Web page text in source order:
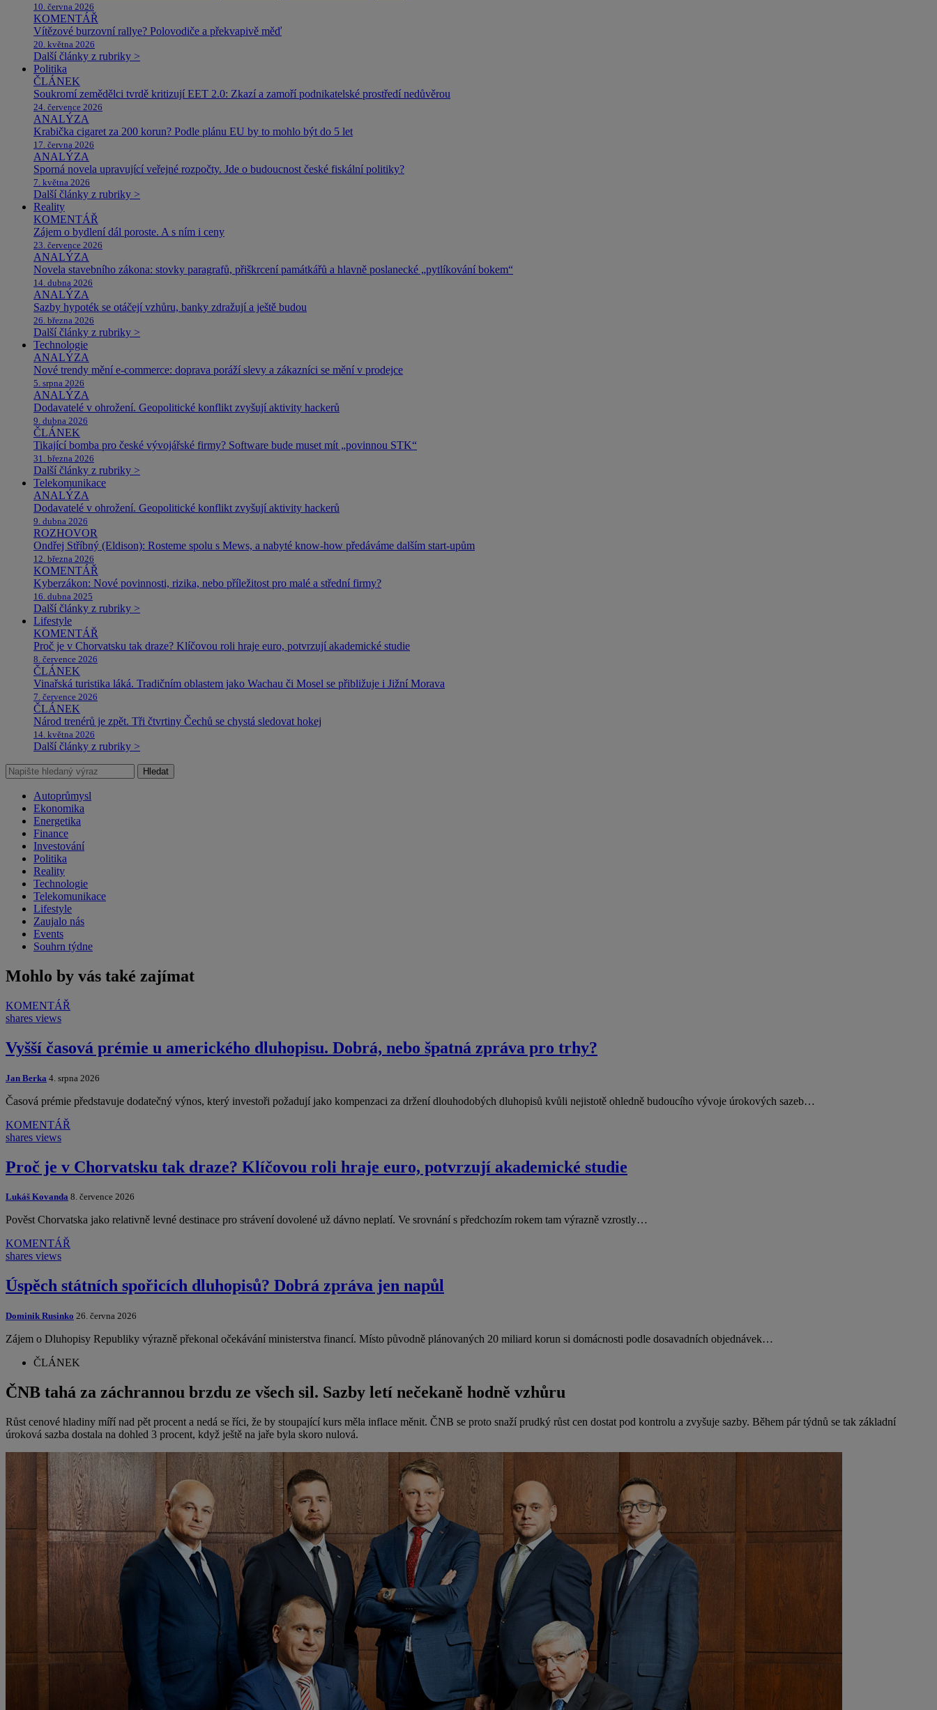
10. června 2026
KOMENTÁŘ
Vítězové burzovní rallye? Polovodiče a překvapivě měď
20. května 2026
Další články z rubriky >
Politika
ČLÁNEK
Soukromí zemědělci tvrdě kritizují EET 2.0: Zkazí a zamoří podnikatelské prostředí nedůvěrou
24. července 2026
ANALÝZA
Krabička cigaret za 200 korun? Podle plánu EU by to mohlo být do 5 let
17. června 2026
ANALÝZA
Sporná novela upravující veřejné rozpočty. Jde o budoucnost české fiskální politiky?
7. května 2026
Další články z rubriky >
Reality
KOMENTÁŘ
Zájem o bydlení dál poroste. A s ním i ceny
23. července 2026
ANALÝZA
Novela stavebního zákona: stovky paragrafů, přiškrcení památkářů a hlavně poslanecké „pytlíkování bokem“
14. dubna 2026
ANALÝZA
Sazby hypoték se otáčejí vzhůru, banky zdražují a ještě budou
26. března 2026
Další články z rubriky >
Technologie
ANALÝZA
Nové trendy mění e-commerce: doprava poráží slevy a zákazníci se mění v prodejce
5. srpna 2026
ANALÝZA
Dodavatelé v ohrožení. Geopolitické konflikt zvyšují aktivity hackerů
9. dubna 2026
ČLÁNEK
Tikající bomba pro české vývojářské firmy? Software bude muset mít „povinnou STK“
31. března 2026
Další články z rubriky >
Telekomunikace
ANALÝZA
Dodavatelé v ohrožení. Geopolitické konflikt zvyšují aktivity hackerů
9. dubna 2026
ROZHOVOR
Ondřej Stříbný (Eldison): Rosteme spolu s Mews, a nabyté know-how předáváme dalším start-upům
12. března 2026
KOMENTÁŘ
Kyberzákon: Nové povinnosti, rizika, nebo příležitost pro malé a střední firmy?
16. dubna 2025
Další články z rubriky >
Lifestyle
KOMENTÁŘ
Proč je v Chorvatsku tak draze? Klíčovou roli hraje euro, potvrzují akademické studie
8. července 2026
ČLÁNEK
Vinařská turistika láká. Tradičním oblastem jako Wachau či Mosel se přibližuje i Jižní Morava
7. července 2026
ČLÁNEK
Národ trenérů je zpět. Tři čtvrtiny Čechů se chystá sledovat hokej
14. května 2026
Další články z rubriky >
Hledat
Autoprůmysl
Ekonomika
Energetika
Finance
Investování
Politika
Reality
Technologie
Telekomunikace
Lifestyle
Zaujalo nás
Events
Souhrn týdne
Mohlo by vás také zajímat
KOMENTÁŘ
shares views
Vyšší časová prémie u amerického dluhopisu. Dobrá, nebo špatná zpráva pro trhy?
Jan Berka 4. srpna 2026
Časová prémie představuje dodatečný výnos, který investoři požadují jako kompenzaci za držení dlouhodobých dluhopisů kvůli nejistotě ohledně budoucího vývoje úrokových sazeb…
KOMENTÁŘ
shares views
Proč je v Chorvatsku tak draze? Klíčovou roli hraje euro, potvrzují akademické studie
Lukáš Kovanda 8. července 2026
Pověst Chorvatska jako relativně levné destinace pro strávení dovolené už dávno neplatí. Ve srovnání s předchozím rokem tam výrazně vzrostly…
KOMENTÁŘ
shares views
Úspěch státních spořicích dluhopisů? Dobrá zpráva jen napůl
Dominik Rusinko 26. června 2026
Zájem o Dluhopisy Republiky výrazně překonal očekávání ministerstva financí. Místo původně plánovaných 20 miliard korun si domácnosti podle dosavadních objednávek…
ČLÁNEK
ČNB tahá za záchrannou brzdu ze všech sil. Sazby letí nečekaně hodně vzhůru
Růst cenové hladiny míří nad pět procent a nedá se říci, že by stoupající kurs měla inflace měnit. ČNB se proto snaží prudký růst cen dostat pod kontrolu a zvyšuje sazby. Během pár týdnů se tak základní
úroková sazba dostala na dohled 3 procent, když ještě na jaře byla skoro nulová.